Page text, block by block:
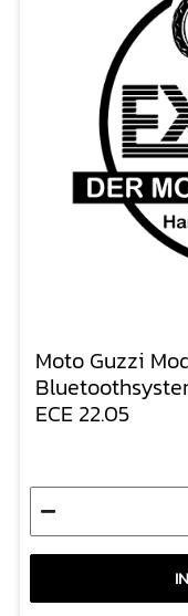
Moto Guzzi
ECE 22.05